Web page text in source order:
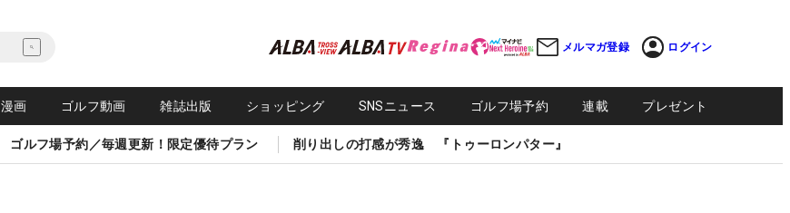
メルマガ登録 ログイン
漫画 ゴルフ動画 雑誌出版 ショッピング SNSニュース ゴルフ場予約 連載 プレゼント
ゴルフ場予約／毎週更新！限定優待プラン 削り出しの打感が秀逸 『トゥーロンパター』